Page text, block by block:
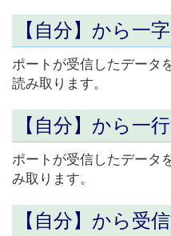
【自分】から一
ポートが受信したデータ
読み取ります。
【自分】から一
ポートが受信したデータ
み取ります。
【自分】から受